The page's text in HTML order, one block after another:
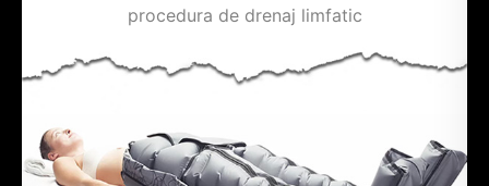
procedura de drenaj limfatic